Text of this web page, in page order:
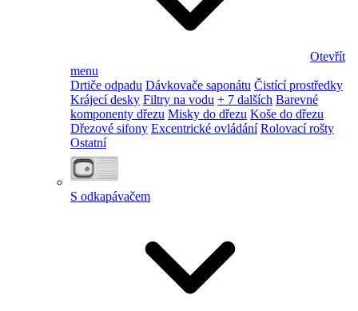
Otevřít
menu
Drtiče odpadu Dávkovače saponátu Čistící prostředky
Krájecí desky Filtry na vodu + 7 dalších Barevné
komponenty dřezu Misky do dřezu Koše do dřezu
Dřezové sifony Excentrické ovládání Rolovací rošty
Ostatní
S odkapávačem